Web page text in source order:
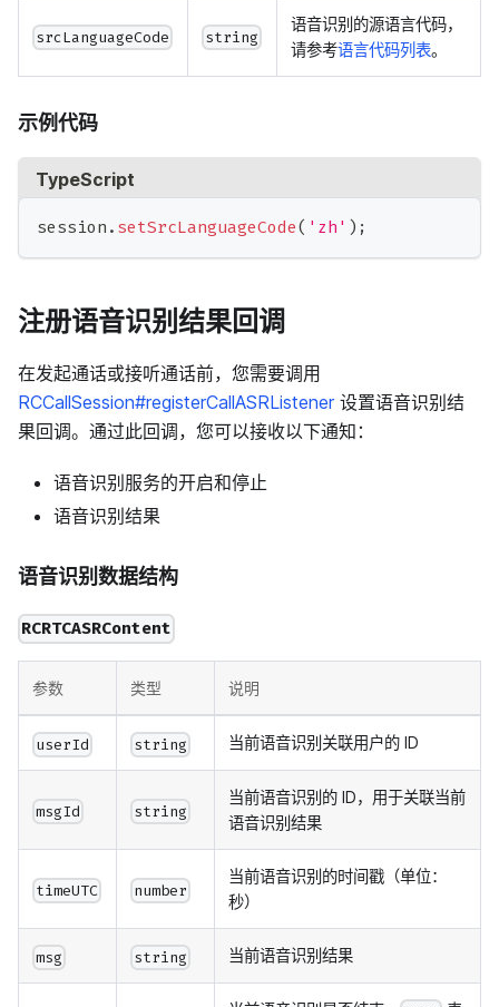
srcLanguageCode string
语音识别的源语言代码，
请参考语言代码列表。
示例代码
TypeScript
session . setSrcLanguageCode( 'zh' ) ;
注册语音识别结果回调
在发起通话或接听通话前，您需要调用
RCCallSession#registerCallASRListener设置语音识别结
果回调。通过此回调，您可以接收以下通知：
语音识别服务的开启和停止
语音识别结果
语音识别数据结构
RCRTCASRContent
参数 类型 说明
userId string 当前语音识别关联用户的 ID
msgId string
当前语音识别的 ID，用于关联当前
语音识别结果
timeUTC number
当前语音识别的时间戳（单位：
秒）
msg string 当前语音识别结果